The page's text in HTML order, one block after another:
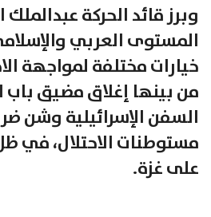
وبرز قائد الحركة
المستوى العربي
خيارات مختلفة لمواجهة
من بينها إغلاق مضيق باب
السفن الإسرائيلية وشن
مستوطنات الاحتلال، في
على غزة.